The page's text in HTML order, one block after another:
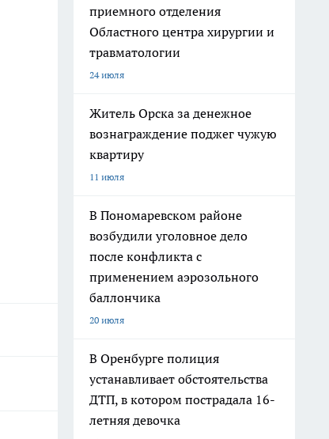
приемного отделения
Областного центра хирургии и
травматологии
24 июля
Житель Орска за денежное
вознаграждение поджег чужую
квартиру
11 июля
В Пономаревском районе
возбудили уголовное дело
после конфликта с
применением аэрозольного
баллончика
20 июля
В Оренбурге полиция
устанавливает обстоятельства
ДТП, в котором пострадала 16-
летняя девочка